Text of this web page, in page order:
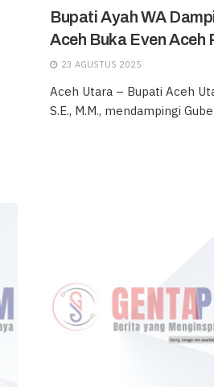
Bupati Ayah WA
Aceh Buka Even Aceh
23 AGUSTUS 2025
Aceh Utara – Bupati Aceh
S.E., M.M., mendampingi